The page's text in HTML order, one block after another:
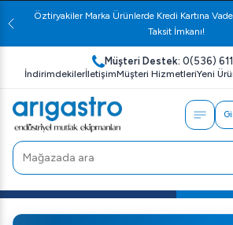
Öztiryakiler Marka Ürünlerde Kredi Kartına
Taksit İmkanı!
Müşteri Destek: 0(536)
İndirimdekilerİletişimMüşteri HizmetleriYeni